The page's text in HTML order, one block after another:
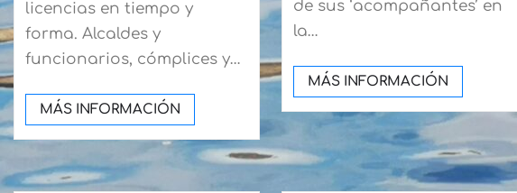
licencias en tiempo y
forma. Alcaldes y
funcionarios, cómplices y…
MÁS INFORMACIÓN
de sus ‘acompañantes’ en
la…
MÁS INFORMACIÓN